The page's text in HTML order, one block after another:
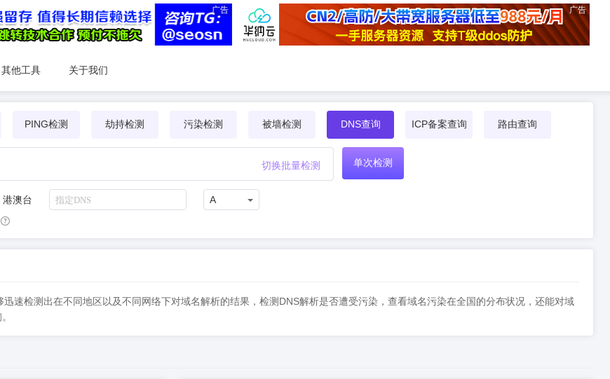
广告 广告
其他工具 关于我们
PING检测 劫持检测 污染检测 被墙检测 DNS查询 ICP备案查询 路由查询
切换批量检测 单次检测
港澳台
A
速检测出在不同地区以及不同网络下对域名解析的结果，检测DNS解析是否遭受污染，查看域名污染在全国的分布状况，还能对域